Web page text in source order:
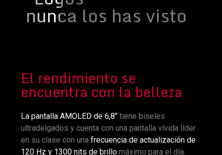
nunca los has visto
El rendimiento se
encuentra con la belleza
La pantalla AMOLED de 6,8" tiene biseles
ultradelgados y cuenta con una pantalla vívida líder
en su clase con una frecuencia de actualización de
120 Hz y 1300 nits de brillo máximo para el día.